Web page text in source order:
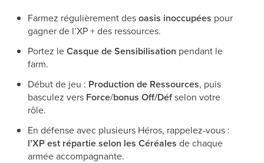
Farmez régulièrement desoasis inoccupées pour
gagner de l’XP + des ressources.
Portez leCasque de Sensibilisation pendant le
farm.
Début de jeu : Production de Ressources, puis
basculez vers Force/bonus Off/Défselon votre
rôle.
En défense avec plusieurs Héros, rappelez-vous :
l’XP est répartie selon les Céréales de chaque
armée accompagnante.